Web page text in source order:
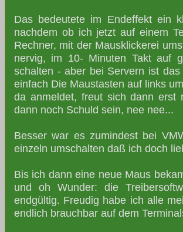
Das bedeutete im Endeffekt ein
nachdem ob ich jetzt auf einem
Rechner, mit der Mausklickerei
nervig, im 10- Minuten Takt auf
schalten - aber bei Servern ist
einfach Die Maustasten auf links
da anmeldet, freut sich dann
dann noch Schuld sein, nee nee...
Besser war es zumindest bei
einzeln umschalten daß ich doch
Bis ich dann eine neue Maus
und oh Wunder: die
endgültig. Freudig habe ich alle
endlich brauchbar auf dem